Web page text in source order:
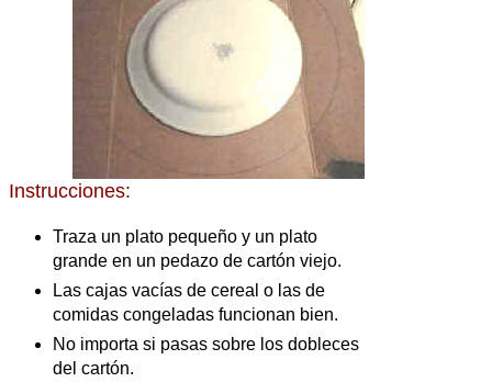
Instrucciones:
Traza un plato pequeño y un plato
grande en un pedazo de cartón viejo.
Las cajas vacías de cereal o las de
comidas congeladas funcionan bien.
No importa si pasas sobre los dobleces
del cartón.